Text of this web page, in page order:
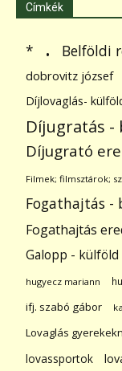
Címkék
* . Belföldi
dobrovitz józsef
Díjlovaglás-
Díjugratás -
Díjugrató
Filmek; filmsztárok;
Fogathajtás -
Fogathajtás
Galopp - külföld
hugyecz mariann
ifj. szabó gábor
Lovaglás
lovassportok